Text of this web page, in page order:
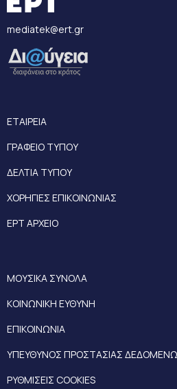
mediatek@ert.gr
ΕΤΑΙΡΕΙΑ
ΓΡΑΦΕΙΟ ΤΥΠΟΥ
ΔΕΛΤΙΑ ΤΥΠΟΥ
ΧΟΡΗΓΙΕΣ ΕΠΙΚΟΙΝΩΝΙΑΣ
ΕΡΤ ΑΡΧΕΙΟ
ΜΟΥΣΙΚΑ ΣΥΝΟΛΑ
ΚΟΙΝΩΝΙΚΗ ΕΥΘΥΝΗ
ΕΠΙΚΟΙΝΩΝΙΑ
ΥΠΕΥΘΥΝΟΣ ΠΡΟΣΤΑΣΙΑΣ
ΡΥΘΜΙΣΕΙΣ COOKIES